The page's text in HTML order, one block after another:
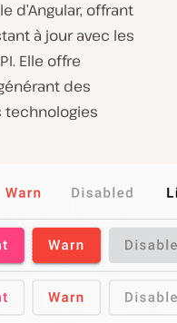
d’Angular, offrant
à jour avec les
Elle offre
des
technologies